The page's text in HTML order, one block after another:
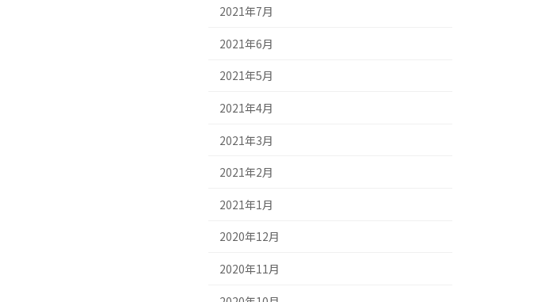
2021年7月
2021年6月
2021年5月
2021年4月
2021年3月
2021年2月
2021年1月
2020年12月
2020年11月